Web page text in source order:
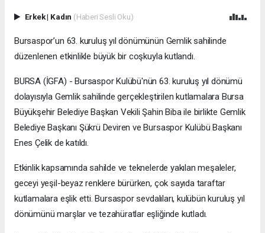
Erkek| Kadın (Haberi Sesli Oku)
Bursaspor’un 63. kuruluş yıl dönümünün Gemlik sahilinde
düzenlenen etkinlikle büyük bir coşkuyla kutlandı.
BURSA (İGFA) - Bursaspor Kulübü'nün 63. kuruluş yıl dönümü
dolayısıyla Gemlik sahilinde gerçekleştirilen kutlamalara Bursa
Büyükşehir Belediye Başkan Vekili Şahin Biba ile birlikte Gemlik
Belediye Başkanı Şükrü Deviren ve Bursaspor Kulübü Başkanı
Enes Çelik de katıldı.
Etkinlik kapsamında sahilde ve teknelerde yakılan meşaleler,
geceyi yeşil-beyaz renklere bürürken, çok sayıda taraftar
kutlamalara eşlik etti. Bursaspor sevdalıları, kulübün kuruluş yıl
dönümünü marşlar ve tezahüratlar eşliğinde kutladı.